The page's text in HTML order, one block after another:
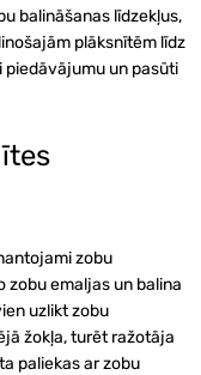
balināšanas līdzekļus,
plāksnītēm līdz
piedāvājumu un pasūti
zobu
zobu emaljas un balina
uzlikt zobu
žokļa, turēt ražotāja
paliekas ar zobu